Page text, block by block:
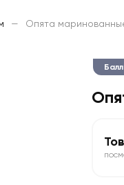
— Опята